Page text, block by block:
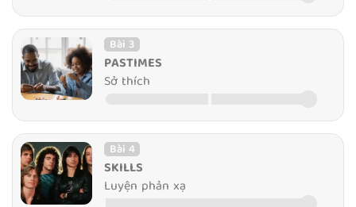
Bài 3
PASTIMES
Sở thích
Bài 4
SKILLS
Luyện phản xạ